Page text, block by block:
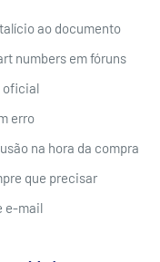
ao documento
numbers em fóruns
oficial
erro
na hora da compra
que precisar
e-mail